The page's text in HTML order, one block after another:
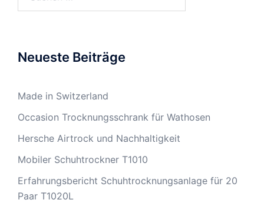
Neueste Beiträge
Made in Switzerland
Occasion Trocknungsschrank für Wathosen
Hersche Airtrock und Nachhaltigkeit
Mobiler Schuhtrockner T1010
Erfahrungsbericht Schuhtrocknungsanlage für 20
Paar T1020L